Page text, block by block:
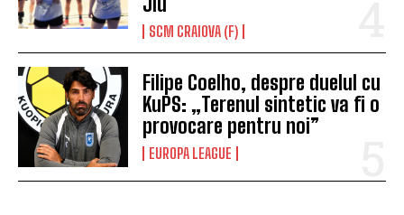
SCM CRAIOVA (F)
Filipe Coelho, despre duelul cu
KuPS: „Terenul sintetic va fi o
provocare pentru noi”
EUROPA LEAGUE